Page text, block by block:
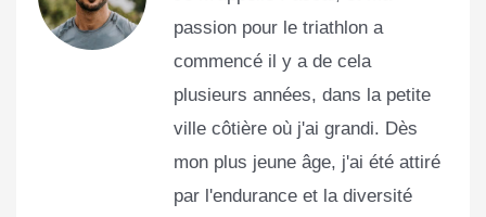
passion pour le triathlon a
commencé il y a de cela
plusieurs années, dans la petite
ville côtière où j'ai grandi. Dès
mon plus jeune âge, j'ai été attiré
par l'endurance et la diversité